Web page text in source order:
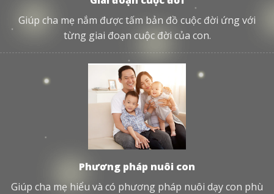
Giúp cha mẹ nắm được tấm bản đồ cuộc đời ứng với
từng giai đoạn cuộc đời của con.
Phương pháp nuôi con
Giúp cha mẹ hiểu và có phương pháp nuôi dạy con phù